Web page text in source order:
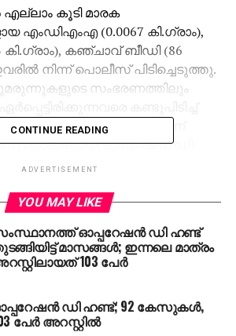
കൂടി മാരക
എംഡിഎംഎ (0.0067 കി.ഗ്രാം),
കഞ്ചാവ് ബീഡി (86
നിന്ന് പൊലീസ് പിടിച്ചെടുത്തു.
സംഭരണത്തിലും
സ്വീകരിക്കുന്നതിനാണ്
വ്യാപകമായി ഓപ്പറേഷന്‍ ഡി-
മയക്കുമരുന്ന് സംബന്ധിച്ച
നടപടികള്‍
24 മണിക്കൂറും
നര്‍ക്കോട്ടിക്ക് കണ്‍ട്രോള്‍ റൂം
ഈ നമ്പറിലേക്ക്
CONTINUE READING
ADVERTISEMENT
YOU MAY LIKE
ഓപ്പറേഷന്‍ ഡി ഹണ്ട്
മാസങ്ങള്‍; ഇന്നലെ മാത്രം
103 പേര്‍
ഡി ഹണ്ട്; 92 കേസുകള്‍,
പേര്‍ അറസ്റ്റില്‍